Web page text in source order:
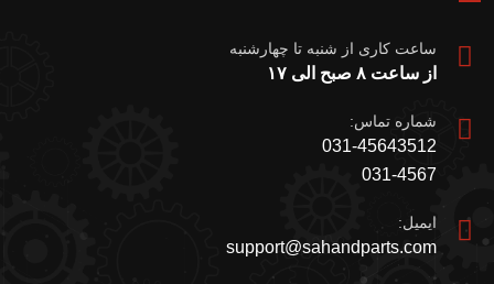
ساعت کاری از شنبه تا چهارشنبه
از ساعت ۸ صبح الی ۱۷
شماره تماس:
031-45643512
031-4567
ایمیل:
support@sahandparts.com